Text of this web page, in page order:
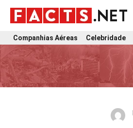
Companhias Aéreas Celebridade